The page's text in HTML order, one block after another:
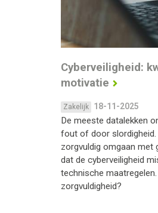
Cyberveiligheid:
motivatie
Zakelijk 18-11-2025
De meeste datalekken
fout of door
zorgvuldig omgaan met
dat de cyberveiligheid
technische
zorgvuldigheid?